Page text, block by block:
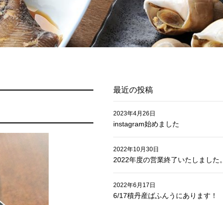
最近の投稿
instagram始めました
2023年4月26日
2022年度の営業終了いたしました。
2022年10月30日
6/17積丹産ばふんうにあります！
2022年6月17日